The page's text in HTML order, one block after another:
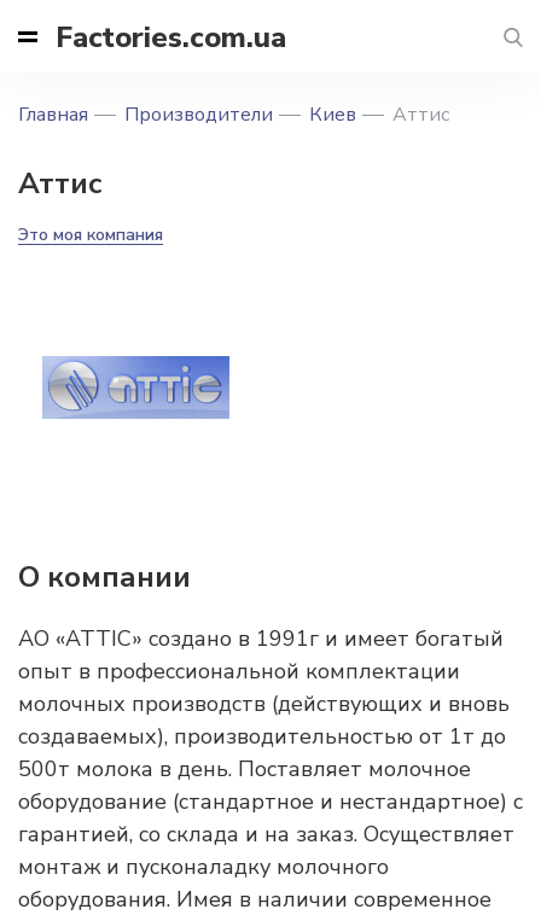
Factories.com.ua
Главная Производители Киев Аттис
Аттис
Это моя компания
О компании
АО «АТТІС» создано в 1991г и имеет богатый
опыт в профессиональной комплектации
молочных производств (действующих и вновь
создаваемых), производительностью от 1т до
500т молока в день. Поставляет молочное
оборудование (стандартное и нестандартное) с
гарантией, со склада и на заказ. Осуществляет
монтаж и пусконаладку молочного
оборудования. Имея в наличии современное